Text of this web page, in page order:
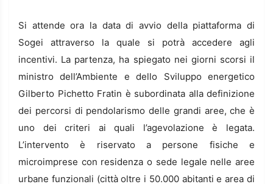
Si attende ora la data di avvio della piattaforma di
Sogei attraverso la quale si potrà accedere agli
incentivi. La partenza, ha spiegato nei giorni scorsi il
ministro dell’Ambiente e dello Sviluppo energetico
Gilberto Pichetto Fratin è subordinata alla definizione
dei percorsi di pendolarismo delle grandi aree, che è
uno dei criteri ai quali l’agevolazione è legata.
L’intervento è riservato a persone fisiche e
microimprese con residenza o sede legale nelle aree
urbane funzionali (città oltre i 50.000 abitanti e area di